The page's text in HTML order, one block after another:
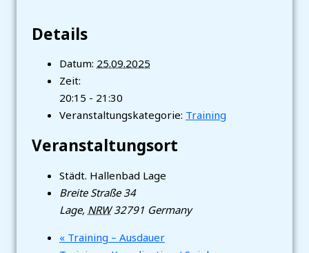
Details
Datum: 25.09.2025
Zeit:
20:15 - 21:30
Veranstaltungskategorie: Training
Veranstaltungsort
Städt. Hallenbad Lage
Breite Straße 34
Lage, NRW 32791 Germany
« Training – Ausdauer